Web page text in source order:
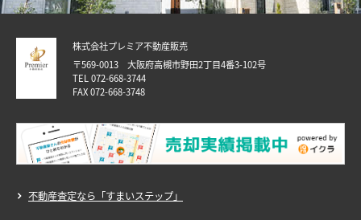
株式会社プレミア不動産販売
〒569-0013 大阪府高槻市野田2丁目4番3-102号
TEL 072-668-3744
FAX 072-668-3748
不動産査定なら「すまいステップ」